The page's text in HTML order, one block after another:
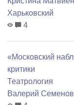
Харьковский
4
«Московский
критики
Театрология
Валерий